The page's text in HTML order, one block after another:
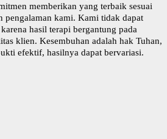
memberikan yang terbaik sesuai
pengalaman kami. Kami tidak dapat
hasil terapi bergantung pada
klien. Kesembuhan adalah hak Tuhan,
efektif, hasilnya dapat bervariasi.